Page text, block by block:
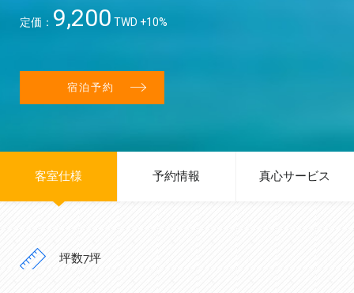
定価： 9,200 TWD +10%
宿泊予約
客室仕様 予約情報 真心サービス
坪数7坪